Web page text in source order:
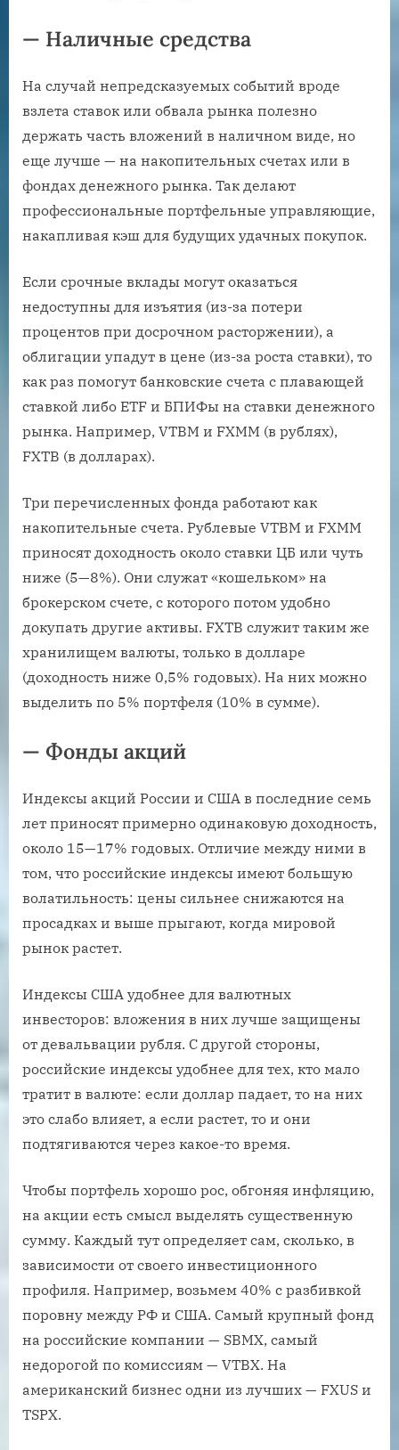
— Наличные средства
На случай непредсказуемых событий вроде
взлета ставок или обвала рынка полезно
держать часть вложений в наличном виде, но
еще лучше — на накопительных счетах или в
фондах денежного рынка. Так делают
профессиональные портфельные управляющие,
накапливая кэш для будущих удачных покупок.
Если срочные вклады могут оказаться
недоступны для изъятия (из-за потери
процентов при досрочном расторжении), а
облигации упадут в цене (из-за роста ставки), то
как раз помогут банковские счета с плавающей
ставкой либо ETF и БПИФы на ставки денежного
рынка. Например, VTBM и FXMM (в рублях),
FXTB (в долларах).
Три перечисленных фонда работают как
накопительные счета. Рублевые VTBM и FXMM
приносят доходность около ставки ЦБ или чуть
ниже (5—8%). Они служат «кошельком» на
брокерском счете, с которого потом удобно
докупать другие активы. FXTB служит таким же
хранилищем валюты, только в долларе
(доходность ниже 0,5% годовых). На них можно
выделить по 5% портфеля (10% в сумме).
— Фонды акций
Индексы акций России и США в последние семь
лет приносят примерно одинаковую доходность,
около 15—17% годовых. Отличие между ними в
том, что российские индексы имеют большую
волатильность: цены сильнее снижаются на
просадках и выше прыгают, когда мировой
рынок растет.
Индексы США удобнее для валютных
инвесторов: вложения в них лучше защищены
от девальвации рубля. С другой стороны,
российские индексы удобнее для тех, кто мало
тратит в валюте: если доллар падает, то на них
это слабо влияет, а если растет, то и они
подтягиваются через какое-то время.
Чтобы портфель хорошо рос, обгоняя инфляцию,
на акции есть смысл выделять существенную
сумму. Каждый тут определяет сам, сколько, в
зависимости от своего инвестиционного
профиля. Например, возьмем 40% с разбивкой
поровну между РФ и США. Самый крупный фонд
на российские компании — SBMX, самый
недорогой по комиссиям — VTBX. На
американский бизнес одни из лучших — FXUS и
TSPX.